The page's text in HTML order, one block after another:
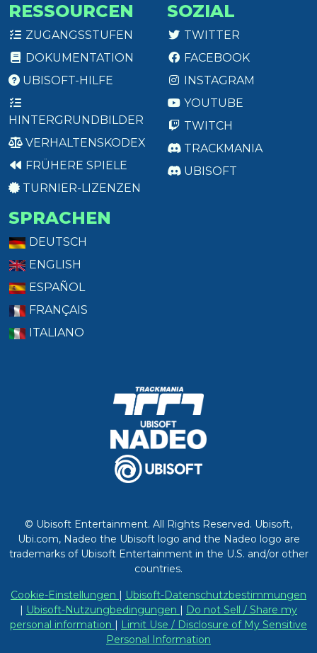
RESSOURCEN
ZUGANGSSTUFEN
DOKUMENTATION
UBISOFT-HILFE
HINTERGRUNDBILDER
VERHALTENSKODEX
FRÜHERE SPIELE
TURNIER-LIZENZEN
SOZIAL
TWITTER
FACEBOOK
INSTAGRAM
YOUTUBE
TWITCH
TRACKMANIA
UBISOFT
SPRACHEN
DEUTSCH
ENGLISH
ESPAÑOL
FRANÇAIS
ITALIANO
© Ubisoft Entertainment. All Rights Reserved. Ubisoft,
Ubi.com, Nadeo the Ubisoft logo and the Nadeo logo are
trademarks of Ubisoft Entertainment in the U.S. and/or other
countries.
Cookie-Einstellungen | Ubisoft-Datenschutzbestimmungen
| Ubisoft-Nutzungbedingungen | Do not Sell / Share my
personal information | Limit Use / Disclosure of My Sensitive
Personal Information